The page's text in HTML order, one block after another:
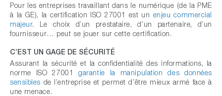
Pour les entreprises travaillant dans le numérique (de la PME
à la GE), la certification ISO 27001 est un enjeu commercial
majeur. Le choix d’un prestataire, d’un partenaire, d’un
fournisseur… peut se jouer sur cette certification.
C’EST UN GAGE DE SÉCURITÉ
Assurant la sécurité et la confidentialité des informations, la
norme ISO 27001garantie la manipulation des données
sensibles de l’entreprise et permet d’être mieux armé face à
une menace.